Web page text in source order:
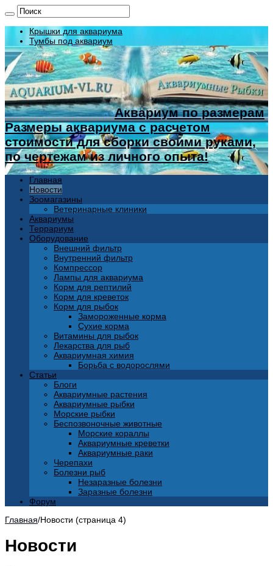
Крышки для аквариума
Тумбы под аквариум
Аквариум по размерам
Размеры аквариума с расчетом
стоимости для сборки своими руками,
по чертежам из личного опыта!
Главная
Новости
Зоомагазины
Ветеринарные клиники
Аквариумы
Террариум
Оборудование
Внешний фильтр
Внутренний фильтр
Компрессор
Лампы для аквариума
Корм для рептилий
Корм для креветок
Корм для рыбок
Замороженные корма
Сухие корма
Витамины для рыбок
Лекарства для рыб
Аквариумная химия
Борьба с водорослями
Статьи
Блоги
Аквариумные растения
Аквариумные рыбки
Морские рыбки
Беспозвоночные животные
Морские кораллы
Аквариумные креветки
Аквариумные раки
Черепахи
Болезни рыб
Незаразные болезни
Заразные болезни
Форум
Главная/Новости (страница 4)
Новости